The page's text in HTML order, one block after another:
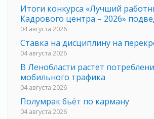
Итоги конкурса «Лучший
Кадрового центра – 2026»
04 августа 2026
Ставка на дисциплину на
04 августа 2026
В Ленобласти растет
мобильного трафика
04 августа 2026
Полумрак бьёт по карману
04 августа 2026